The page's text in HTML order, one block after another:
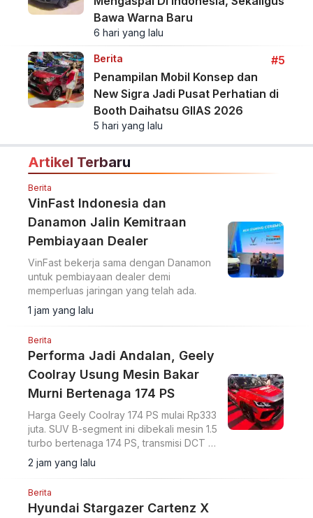
Bawa Warna Baru
6 hari yang lalu
Berita
#5
Penampilan Mobil Konsep dan
New Sigra Jadi Pusat Perhatian di
Booth Daihatsu GIIAS 2026
5 hari yang lalu
Artikel Terbaru
Berita
VinFast Indonesia dan
Danamon Jalin Kemitraan
Pembiayaan Dealer
VinFast bekerja sama dengan Danamon
untuk pembiayaan dealer demi
memperluas jaringan yang telah ada.
1 jam yang lalu
Berita
Performa Jadi Andalan, Geely
Coolray Usung Mesin Bakar
Murni Bertenaga 174 PS
Harga Geely Coolray 174 PS mulai Rp333
juta. SUV B-segment ini dibekali mesin 1.5
turbo bertenaga 174 PS, transmisi DCT 7
percepatan, akselerasi 0-100 km/jam
dalam 7,6 detik, serta ADAS Level 2.
2 jam yang lalu
Berita
Hyundai Stargazer Cartenz X